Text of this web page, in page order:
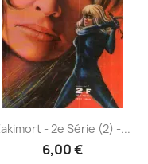
- 2e Série (2) -...
6,00 €